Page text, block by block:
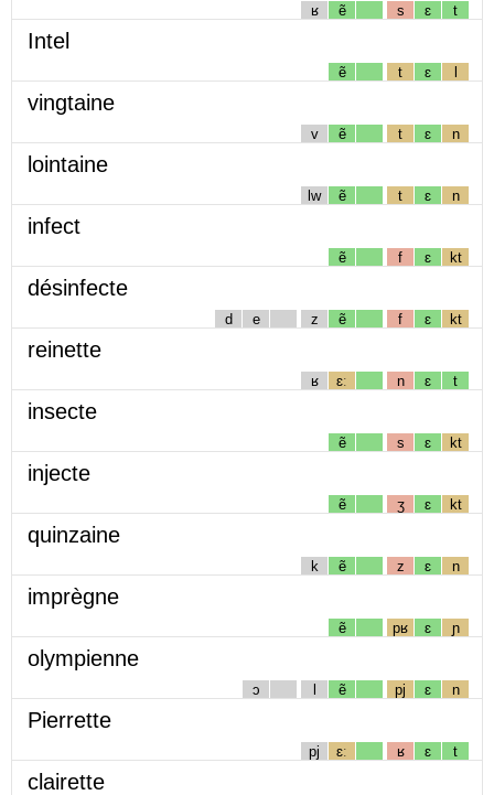
ʁ ẽ s ɛ t
Intel
ẽ t ɛ l
vingtaine
v ẽ t ɛ n
lointaine
lw ẽ t ɛ n
infect
ẽ f ɛ kt
désinfecte
d e z ẽ f ɛ kt
reinette
ʁ ɛː n ɛ t
insecte
ẽ s ɛ kt
injecte
ẽ ʒ ɛ kt
quinzaine
k ẽ z ɛ n
imprègne
ẽ pʁ ɛ ɲ
olympienne
ɔ l ẽ pj ɛ n
Pierrette
pj ɛː ʁ ɛ t
clairette